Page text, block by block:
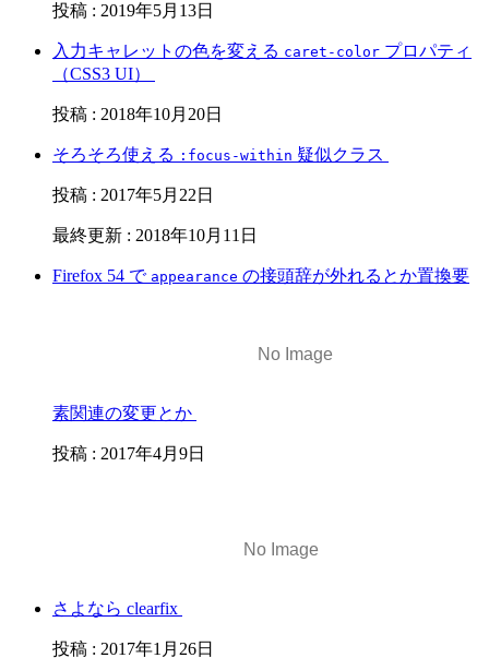
投稿 : 2019年5月13日
入力キャレットの色を変える caret-color プロパティ
（CSS3 UI）
投稿 : 2018年10月20日
そろそろ使える :focus-within 疑似クラス
投稿 : 2017年5月22日
最終更新 : 2018年10月11日
Firefox 54 で appearance の接頭辞が外れるとか置換要
素関連の変更とか
投稿 : 2017年4月9日
さよなら clearfix
投稿 : 2017年1月26日